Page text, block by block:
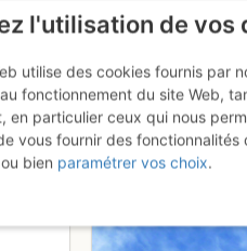
très
l'utilisation de vos
utilise des cookies fournis par
fonctionnement du site Web,
en particulier ceux qui nous
vous fournir des
bien paramétrer vos choix.